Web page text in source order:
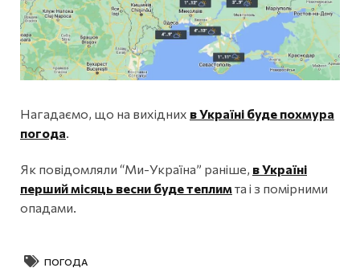
Нагадаємо, що на вихідних в Україні буде похмура
погода.
Як повідомляли “Ми-Україна” раніше, в Україні
перший місяць весни буде теплимта і з помірними
опадами.
ПОГОДА